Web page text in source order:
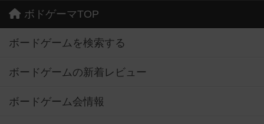
ボドゲーマTOP
ボードゲームを検索する
ボードゲームの新着レビュー
ボードゲーム会情報